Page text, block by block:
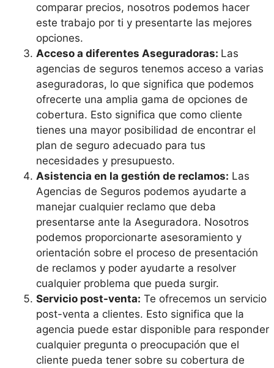
comparar precios, nosotros podemos hacer
este trabajo por ti y presentarte las mejores
opciones.
Acceso a diferentes Aseguradoras: Las
agencias de seguros tenemos acceso a varias
aseguradoras, lo que significa que podemos
ofrecerte una amplia gama de opciones de
cobertura. Esto significa que como cliente
tienes una mayor posibilidad de encontrar el
plan de seguro adecuado para tus
necesidades y presupuesto.
Asistencia en la gestión de reclamos: Las
Agencias de Seguros podemos ayudarte a
manejar cualquier reclamo que deba
presentarse ante la Aseguradora. Nosotros
podemos proporcionarte asesoramiento y
orientación sobre el proceso de presentación
de reclamos y poder ayudarte a resolver
cualquier problema que pueda surgir.
Servicio post-venta: Te ofrecemos un servicio
post-venta a clientes. Esto significa que la
agencia puede estar disponible para responder
cualquier pregunta o preocupación que el
cliente pueda tener sobre su cobertura de